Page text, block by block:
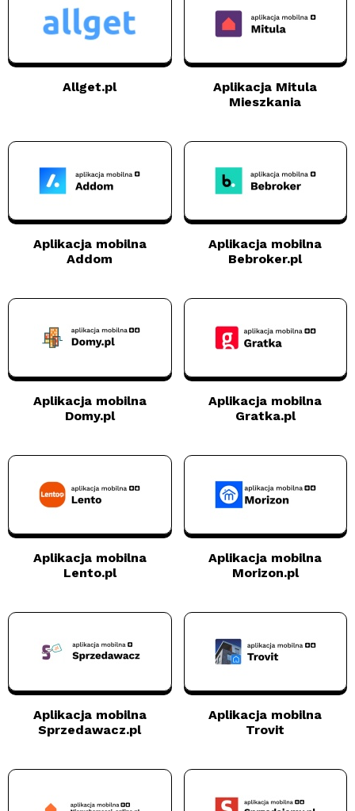
Allget.pl
Aplikacja Mitula
Mieszkania
Aplikacja mobilna
Addom
Aplikacja mobilna
Bebroker.pl
Aplikacja mobilna
Domy.pl
Aplikacja mobilna
Gratka.pl
Aplikacja mobilna
Lento.pl
Aplikacja mobilna
Morizon.pl
Aplikacja mobilna
Sprzedawacz.pl
Aplikacja mobilna
Trovit